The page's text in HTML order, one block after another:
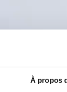
À propos